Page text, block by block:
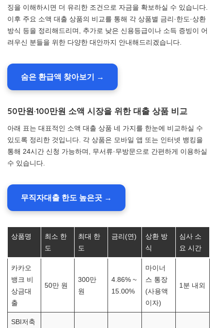
징을 이해하시면 더 유리한 조건으로 자금을 확보하실 수 있습니다.
이후 주요 소액 대출 상품의 비교를 통해 각 상품별 금리·한도·상환
방식 등을 정리해드리며, 추가로 낮은 신용등급이나 소득 증빙이 어
려우신 분들을 위한 다양한 대안까지 안내해드리겠습니다.
숨은 환급액 찾아보기 →
50만원·100만원 소액 시장을 위한 대출 상품 비교
아래 표는 대표적인 소액 대출 상품 네 가지를 한눈에 비교하실 수
있도록 정리한 것입니다. 각 상품은 모바일 앱 또는 인터넷 뱅킹을
통해 24시간 신청 가능하며, 무서류·무방문으로 간편하게 이용하실
수 있습니다.
무직자대출 한도 높은곳 →
상품명
최소 한
도
최대 한
도
금리(연)
상환 방
식
심사 소
요 시간
카카오
뱅크 비
상금대
출
50만 원
300만
원
4.86% ~
15.00%
마이너
스 통장
(사용액
이자)
1분 내외
SBI저축